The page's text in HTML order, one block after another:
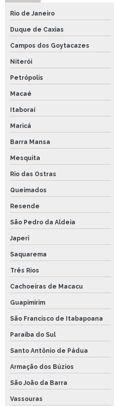
Rio de Janeiro
Duque de Caxias
Campos dos Goytacazes
Niterói
Petrópolis
Macaé
Itaboraí
Maricá
Barra Mansa
Mesquita
Rio das Ostras
Queimados
Resende
São Pedro da Aldeia
Japeri
Saquarema
Três Rios
Cachoeiras de Macacu
Guapimirim
São Francisco de Itabapoana
Paraíba do Sul
Santo Antônio de Pádua
Armação dos Búzios
São João da Barra
Vassouras